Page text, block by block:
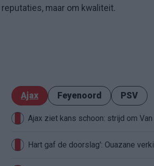
reputaties, maar om kwaliteit.
Ajax Feyenoord PSV
Ajax ziet kans schoon: strijd om
Hart gaf de doorslag': Ouazane